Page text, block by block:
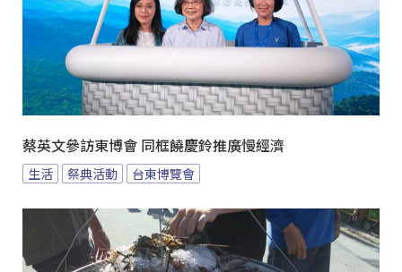
蔡英文參訪東博會 同框饒慶鈴推廣慢經濟
生活 祭典活動 台東博覽會